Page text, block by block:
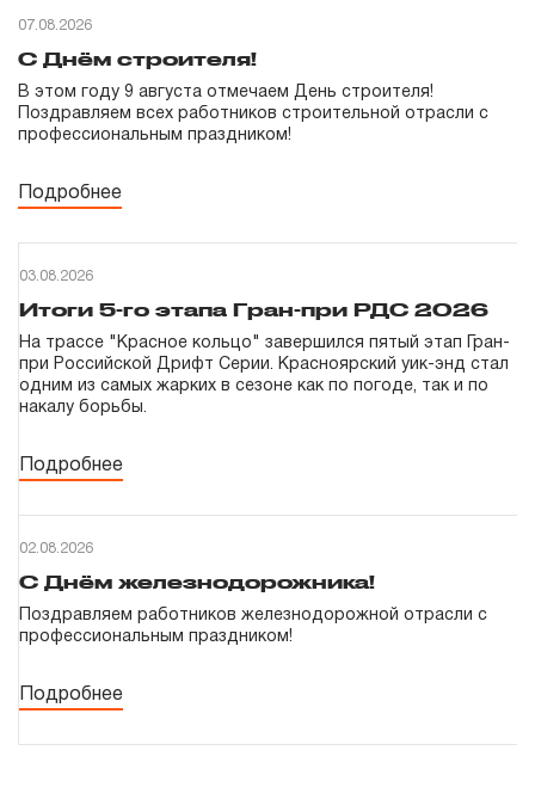
07.08.2026
С Днём строителя!
В этом году 9 августа отмечаем День строителя!
Поздравляем всех работников строительной отрасли с
профессиональным праздником!
Подробнее
03.08.2026
Итоги 5-го этапа Гран-при РДС 2026
На трассе "Красное кольцо" завершился пятый этап Гран-
при Российской Дрифт Серии. Красноярский уик-энд стал
одним из самых жарких в сезоне как по погоде, так и по
накалу борьбы.
Подробнее
02.08.2026
С Днём железнодорожника!
Поздравляем работников железнодорожной отрасли с
профессиональным праздником!
Подробнее